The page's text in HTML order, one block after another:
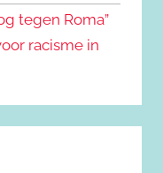
tegen Roma”
racisme in